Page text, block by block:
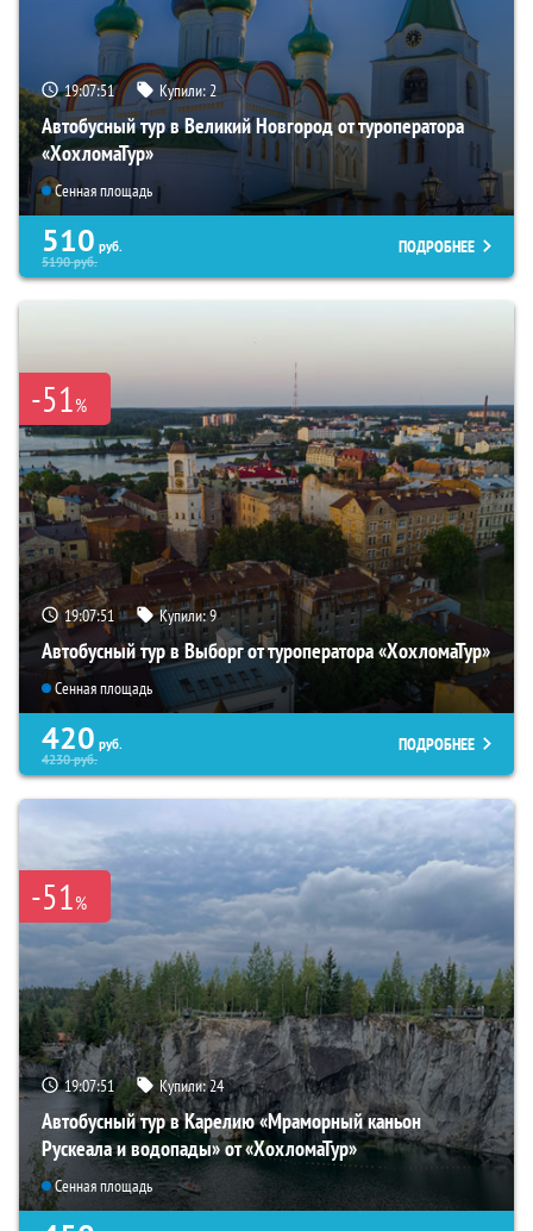
19:07:49 Купили:2
Автобусный тур в Великий Новгород от туроператора
«ХохломаТур»
Сенная площадь
510 руб.
5190руб.
ПОДРОБНЕЕ
-51%
19:07:49 Купили:9
Автобусный тур в Выборг от туроператора «ХохломаТур»
Сенная площадь
420 руб.
4230руб.
ПОДРОБНЕЕ
-51%
19:07:49 Купили:24
Автобусный тур в Карелию «Мраморный каньон
Рускеала и водопады» от «ХохломаТур»
Сенная площадь